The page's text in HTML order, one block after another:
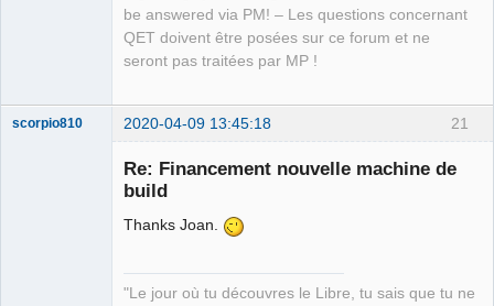
be answered via PM! – Les questions concernant
QET doivent être posées sur ce forum et ne
seront pas traitées par MP !
21
scorpio810 2020-04-09 13:45:18
Re: Financement nouvelle machine de
build
Thanks Joan.
"Le jour où tu découvres le Libre, tu sais que tu ne